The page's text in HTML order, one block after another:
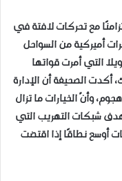
مع تحركات لافتة في
أميركية من السواحل
التي أمرت قواتها
أكدت الصحيفة أن الإدارة
وأنّ الخيارات ما تزال
شبكات التهريب التي
أوسع نطاقًا إذا اقتضت